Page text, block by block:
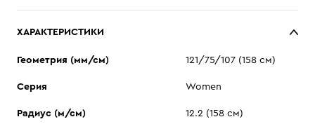
ХАРАКТЕРИСТИКИ
Геометрия (мм/см) 121/75/107 (158 см)
Серия Women
Радиус (м/см) 12.2 (158 см)